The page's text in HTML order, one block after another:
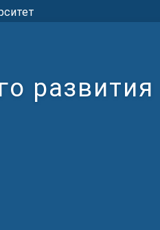
развития